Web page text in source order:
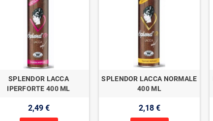
SPLENDOR LACCA
IPERFORTE 400 ML
2,49 €
SPLENDOR LACCA NORMALE
400 ML
2,18 €